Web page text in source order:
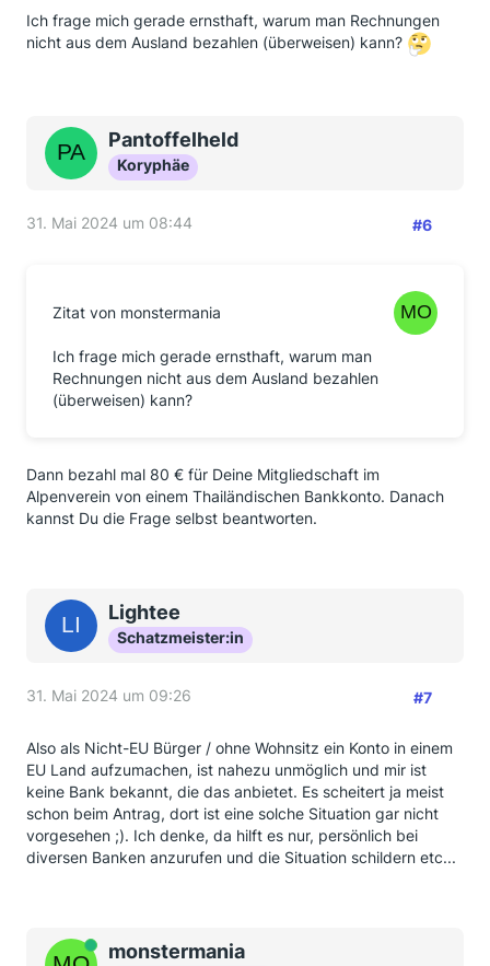
Ich frage mich gerade ernsthaft, warum man Rechnungen
nicht aus dem Ausland bezahlen (überweisen) kann?
Pantoffelheld
Koryphäe
31. Mai 2024 um 08:44 #6
Zitat von monstermania
Ich frage mich gerade ernsthaft, warum man
Rechnungen nicht aus dem Ausland bezahlen
(überweisen) kann?
Dann bezahl mal 80 € für Deine Mitgliedschaft im
Alpenverein von einem Thailändischen Bankkonto. Danach
kannst Du die Frage selbst beantworten.
Lightee
Schatzmeister:in
31. Mai 2024 um 09:26 #7
Also als Nicht-EU Bürger / ohne Wohnsitz ein Konto in einem
EU Land aufzumachen, ist nahezu unmöglich und mir ist
keine Bank bekannt, die das anbietet. Es scheitert ja meist
schon beim Antrag, dort ist eine solche Situation gar nicht
vorgesehen ;). Ich denke, da hilft es nur, persönlich bei
diversen Banken anzurufen und die Situation schildern etc...
Onlinemonstermania